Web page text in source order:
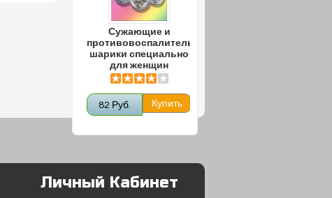
Сужающие и
противовоспалительные
шарики специально
для женщин
82 Руб.
Личный Кабинет